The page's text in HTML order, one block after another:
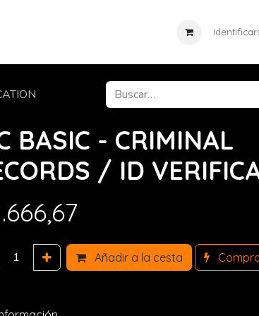
Eventos
BASIC - CRIMINAL
/ ID
Añadir a la cesta